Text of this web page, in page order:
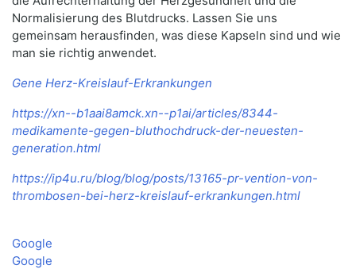
Normalisierung des Blutdrucks. Lassen Sie uns
gemeinsam herausfinden, was diese Kapseln sind und wie
man sie richtig anwendet.
Gene Herz-Kreislauf-Erkrankungen
https://xn--b1aai8amck.xn--p1ai/articles/8344-
medikamente-gegen-bluthochdruck-der-neuesten-
generation.html
https://ip4u.ru/blog/blog/posts/13165-pr-vention-von-
thrombosen-bei-herz-kreislauf-erkrankungen.html
Google
Google